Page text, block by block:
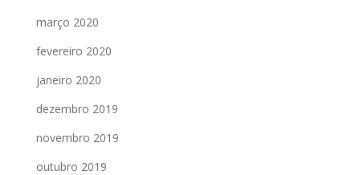
março 2020
fevereiro 2020
janeiro 2020
dezembro 2019
novembro 2019
outubro 2019